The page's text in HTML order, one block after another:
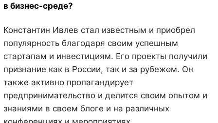
в бизнес-среде?
Константин Ивлев стал известным и приобрел
популярность благодаря своим успешным
стартапам и инвестициям. Его проекты получили
признание как в России, так и за рубежом. Он
также активно пропагандирует
предпринимательство и делится своим опытом и
знаниями в своем блоге и на различных